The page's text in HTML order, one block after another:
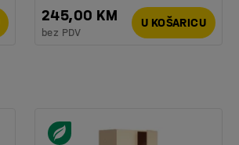
245,00 KM
bez PDV
U KOŠARICU